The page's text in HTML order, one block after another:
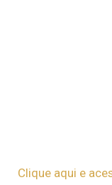
Clique aqui e